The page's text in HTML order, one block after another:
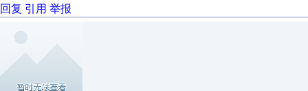
回复 引用 举报